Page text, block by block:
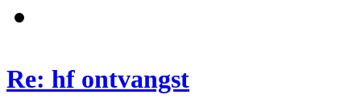
Re: hf ontvangst